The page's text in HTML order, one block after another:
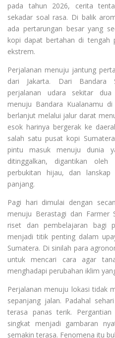
pada tahun 2026, cerita
sekadar soal rasa. Di balik
ada pertarungan besar yang
kopi dapat bertahan di tengah
ekstrem.
Perjalanan menuju jantung
dari Jakarta. Dari Bandara
perjalanan udara sekitar
menuju Bandara Kualanamu
berlanjut melalui jalur darat
esok harinya bergerak ke
salah satu pusat kopi
pintu masuk menuju dunia
ditinggalkan, digantikan
perbukitan hijau, dan
panjang.
Pagi hari dimulai dengan
menuju Berastagi dan Farmer
riset dan pembelajaran bagi
menjadi titik penting dalam
Sumatera. Di sinilah para
untuk mencari cara agar
menghadapi perubahan iklim
Perjalanan menuju lokasi tidak
sepanjang jalan. Padahal
terasa panas terik.
singkat menjadi gambaran
semakin terasa. Fenomena itu